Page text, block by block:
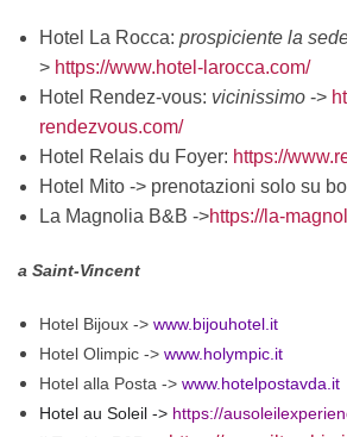
Hotel La Rocca: prospiciente la
> https://www.hotel-larocca.com/
Hotel Rendez-vous: vicinissimo->
rendezvous.com/
Hotel Relais du Foyer: https://
Hotel Mito -> prenotazioni solo su
La Magnolia B&B ->https://la-
a Saint-Vincent
Hotel Bijoux -> www.bijouhotel.it
Hotel Olimpic -> www.holympic.it
Hotel alla Posta -> www.hotelpostavda.it
Hotel au Soleil -> https://